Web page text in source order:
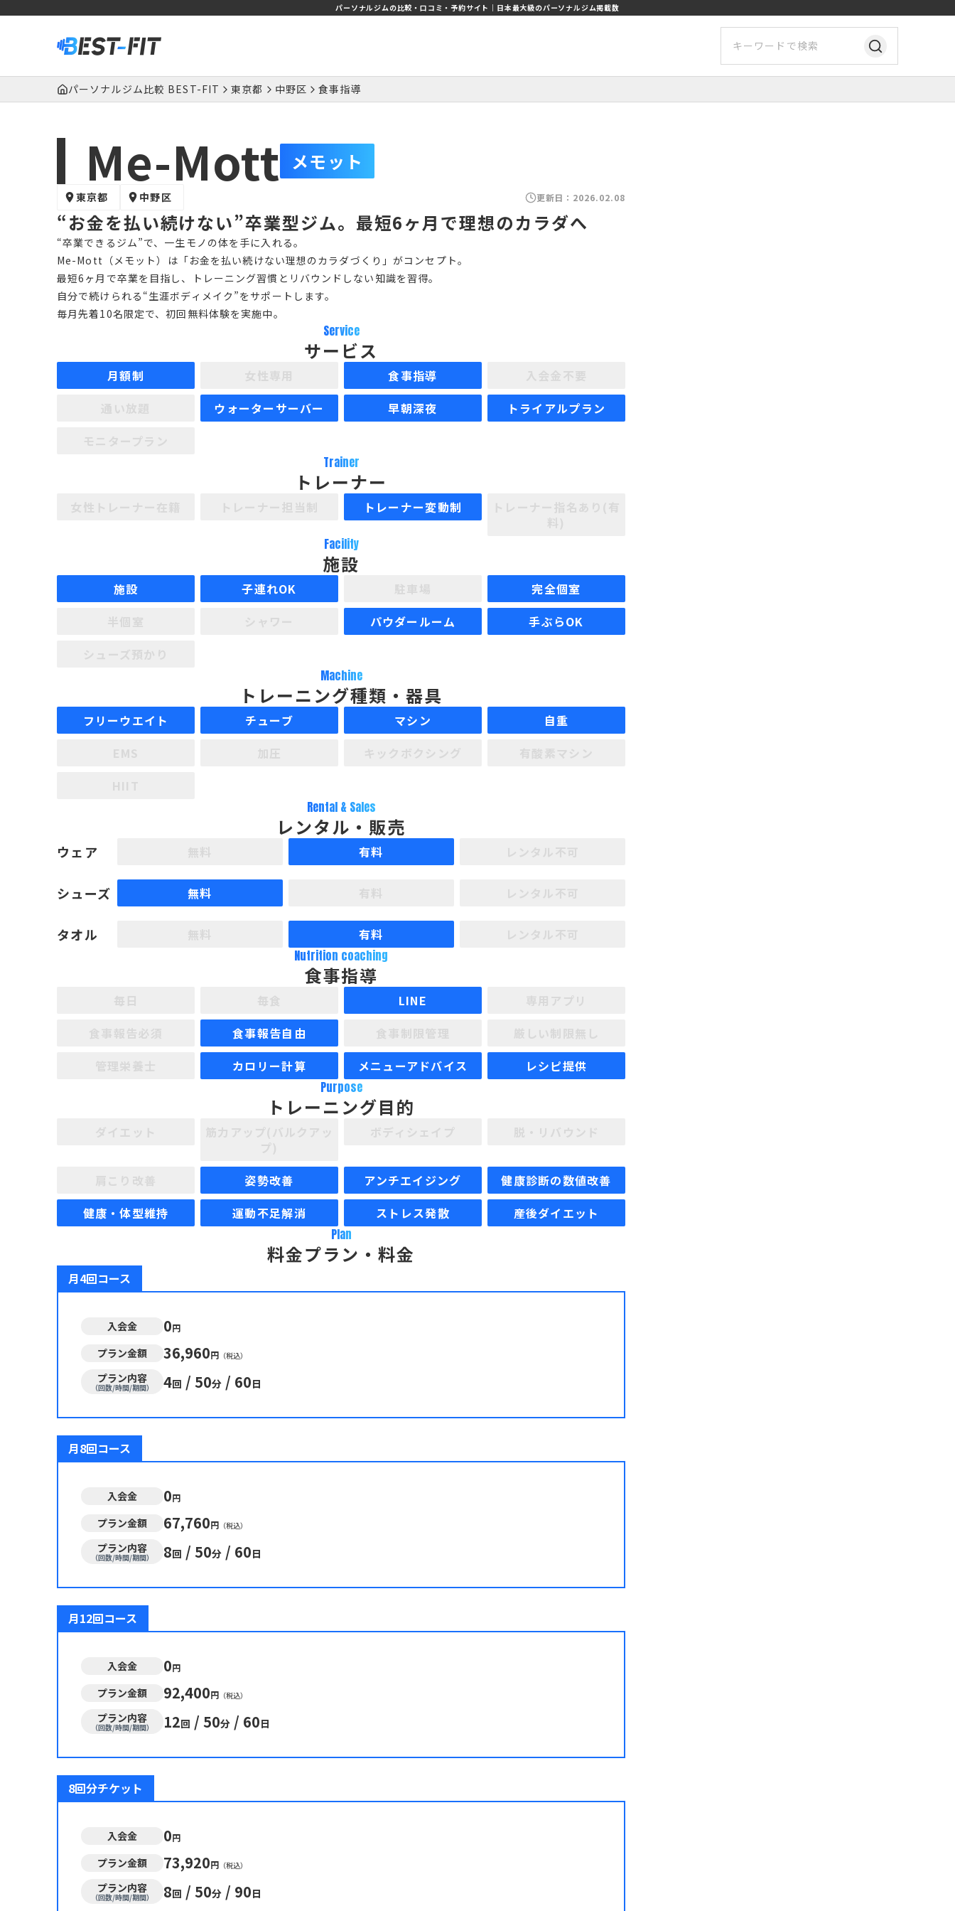
パーソナルジムの比較・口コミ・予約サイト｜日本最大級のパーソナルジム掲載数
パーソナルジム比較 BEST-FIT 東京都 中野区 食事指導
Me-Mott メモット
東京都 中野区 更新日： 2026.02.08
“お金を払い続けない”卒業型ジム。最短6ヶ月で理想のカラダへ
“卒業できるジム”で、一生モノの体を手に入れる。
Me-Mott（メモット）は「お金を払い続けない理想のカラダづくり」がコンセプト。
最短6ヶ月で卒業を目指し、トレーニング習慣とリバウンドしない知識を習得。
自分で続けられる“生涯ボディメイク”をサポートします。
毎月先着10名限定で、初回無料体験を実施中。
Service
サービス
月額制 食事指導
ウォーターサーバー 早朝深夜
トライアルプラン
Trainer
トレーナー
トレーナー変動制
Facility
施設
施設 子連れOK
完全個室
パウダールーム
手ぶらOK
Machine
トレーニング種類・器具
フリーウエイト チューブ マシン
自重
Rental & Sales
レンタル・販売
ウェア 有料
シューズ 無料
タオル 有料
Nutrition coaching
食事指導
LINE
食事報告自由
カロリー計算 メニューアドバイス
レシピ提供
Purpose
トレーニング目的
姿勢改善 アンチエイジング
健康診断の数値改善
健康・体型維持
運動不足解消 ストレス発散
産後ダイエット
Plan
料金プラン・料金
月4回コース
入会金 0円
プラン金額 36,960円 （税込）
プラン内容
（回数/時間/期間） 4回 / 50分 / 60日
月8回コース
入会金 0円
プラン金額 67,760円 （税込）
プラン内容
（回数/時間/期間） 8回 / 50分 / 60日
月12回コース
入会金 0円
プラン金額 92,400円 （税込）
プラン内容
（回数/時間/期間） 12回 / 50分 / 60日
8回分チケット
入会金 0円
プラン金額 73,920円 （税込）
プラン内容
（回数/時間/期間） 8回 / 50分 / 90日